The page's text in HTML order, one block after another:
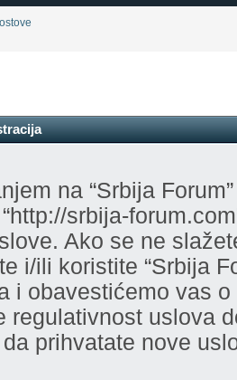
na “Srbija
“http://srbija-
Ako se ne
i/ili koristite “Srbija
i obavestićemo vas
regulativnost uslova
prihvatate nove